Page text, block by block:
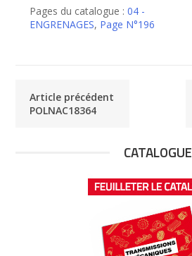
Pages du catalogue :04 -
ENGRENAGES, Page N°196
Article précédent
POLNAC18364
CATALOGUE